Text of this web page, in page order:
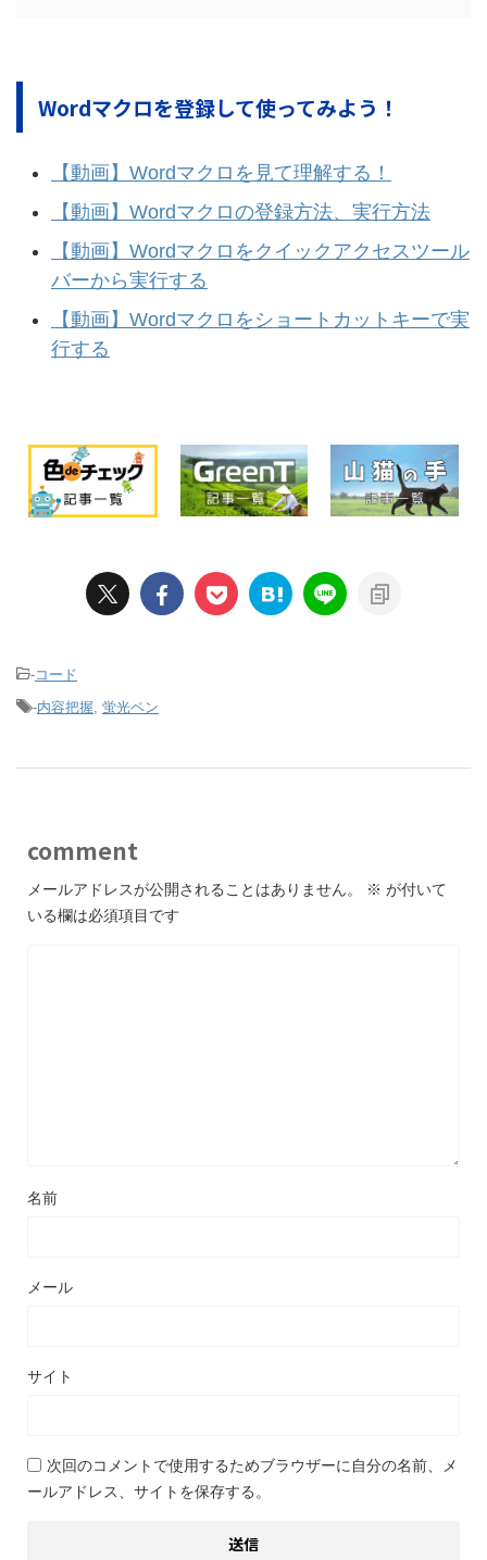
Wordマクロを登録して使ってみよう！
【動画】Wordマクロを見て理解する！
【動画】Wordマクロの登録方法、実行方法
【動画】Wordマクロをクイックアクセスツール
バーから実行する
【動画】Wordマクロをショートカットキーで実
行する
-コード
-内容把握 蛍光ペン
comment
メールアドレスが公開されることはありません。 ※ が付いて
いる欄は必須項目です
名前
メール
サイト
次回のコメントで使用するためブラウザーに自分の名前、メ
ールアドレス、サイトを保存する。